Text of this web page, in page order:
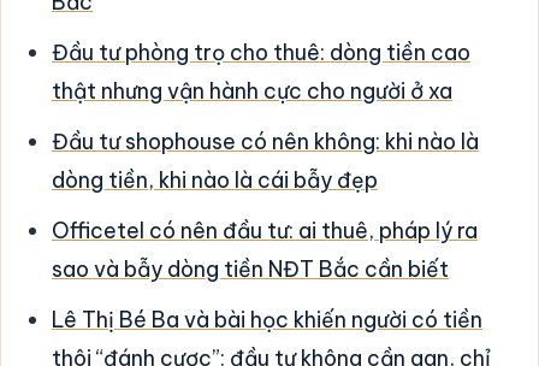
Đầu tư phòng trọ cho thuê: dòng tiền cao
thật nhưng vận hành cực cho người ở xa
Đầu tư shophouse có nên không: khi nào là
dòng tiền, khi nào là cái bẫy đẹp
Officetel có nên đầu tư: ai thuê, pháp lý ra
sao và bẫy dòng tiền NĐT Bắc cần biết
Lê Thị Bé Ba và bài học khiến người có tiền
thôi “đánh cược”: đầu tư không cần gan, chỉ